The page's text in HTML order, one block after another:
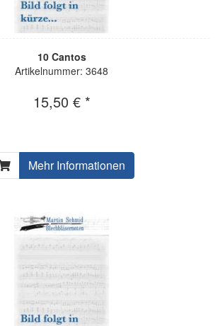
10 Cantos
Artikelnummer: 3648
15,50 € *
Mehr Informationen